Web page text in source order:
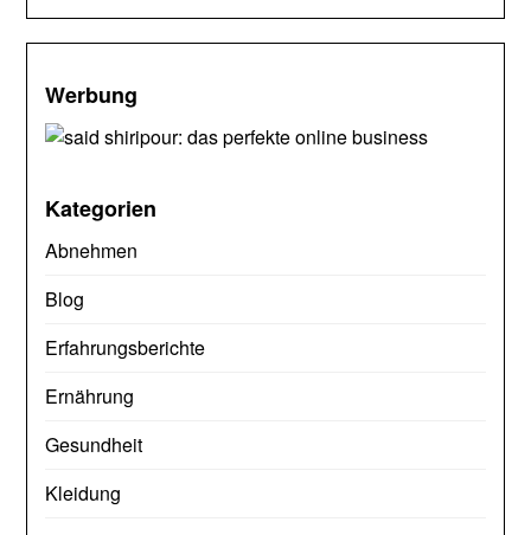
Werbung
Kategorien
Abnehmen
Blog
Erfahrungsberichte
Ernährung
Gesundheit
Kleidung